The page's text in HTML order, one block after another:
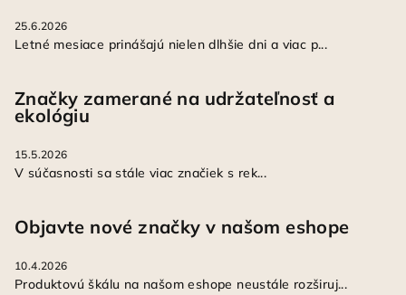
25.6.2026
Letné mesiace prinášajú nielen dlhšie dni a viac p...
Značky zamerané na udržateľnosť a
ekológiu
15.5.2026
V súčasnosti sa stále viac značiek s rek...
Objavte nové značky v našom eshope
10.4.2026
Produktovú škálu na našom eshope neustále rozširuj...